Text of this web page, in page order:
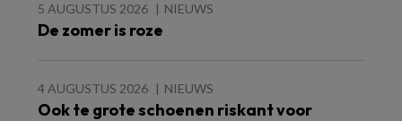
5 AUGUSTUS 2026 NIEUWS
De zomer is roze
4 AUGUSTUS 2026 NIEUWS
Ook te grote schoenen riskant voor